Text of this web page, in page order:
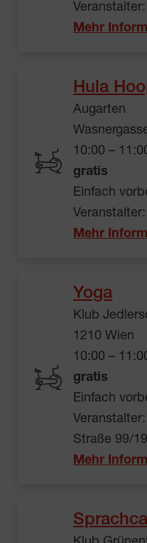
Mehr
Hula
Augarten
10:00 –
gratis
Einfach
Veranstalter:
Mehr
Yoga
Klub
1210 Wien
10:00 –
gratis
Einfach
Straße 99/19
Mehr